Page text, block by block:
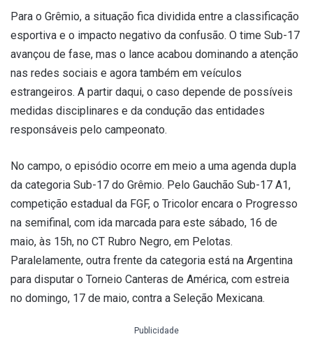
Para o Grêmio, a situação fica dividida entre a classificação
esportiva e o impacto negativo da confusão. O time Sub-17
avançou de fase, mas o lance acabou dominando a atenção
nas redes sociais e agora também em veículos
estrangeiros. A partir daqui, o caso depende de possíveis
medidas disciplinares e da condução das entidades
responsáveis pelo campeonato.
No campo, o episódio ocorre em meio a uma agenda dupla
da categoria Sub-17 do Grêmio. Pelo Gauchão Sub-17 A1,
competição estadual da FGF, o Tricolor encara o Progresso
na semifinal, com ida marcada para este sábado, 16 de
maio, às 15h, no CT Rubro Negro, em Pelotas.
Paralelamente, outra frente da categoria está na Argentina
para disputar o Torneio Canteras de América, com estreia
no domingo, 17 de maio, contra a Seleção Mexicana.
Publicidade